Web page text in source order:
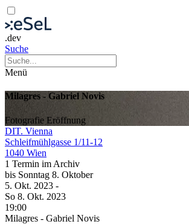
.dev
Suche
Menü
Milagres - Gabriel Novis
Fotografie Eröffnung
DIT. Vienna
Schleifmühlgasse 1/11-12
1040 Wien
1 Termin im Archiv
bis Sonntag 8. Oktober
5. Okt. 2023 -
So 8. Okt. 2023
19:00
Milagres - Gabriel Novis